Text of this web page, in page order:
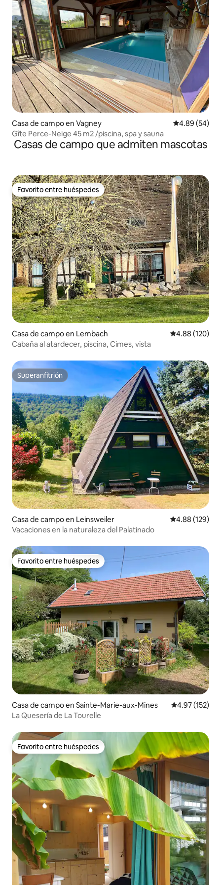
Casa de campo en Vagney Calificación
4.89 (54)
Gîte Perce-Neige 45 m2 /piscina, spa y sauna
Casas de campo que admiten mascotas
Favorito entre huéspedes
Favorito entre huéspedes
Casa de campo en Lembach Calificación
4.88 (120)
Cabaña al atardecer, piscina, Cimes, vista
Superanfitrión
Superanfitrión
Casa de campo en Leinsweiler Calificación
4.88 (129)
Vacaciones en la naturaleza del Palatinado
Favorito entre huéspedes
Favorito entre huéspedes
Casa de campo en Sainte-Marie-aux-Mines Calificación
4.97 (152)
La Quesería de La Tourelle
Favorito entre huéspedes
Favorito entre huéspedes